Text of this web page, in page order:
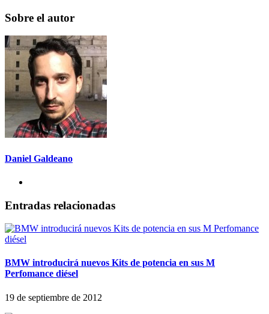
Sobre el autor
Daniel Galdeano
Entradas relacionadas
BMW introducirá nuevos Kits de potencia en sus M
Perfomance diésel
19 de septiembre de 2012